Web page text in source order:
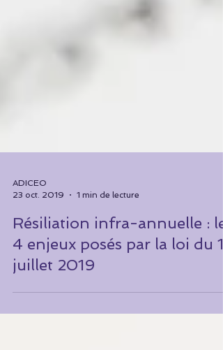
23 oct. 2019
1 min de lecture
Résiliation infra-annuelle :
4 enjeux posés par la loi du
juillet 2019